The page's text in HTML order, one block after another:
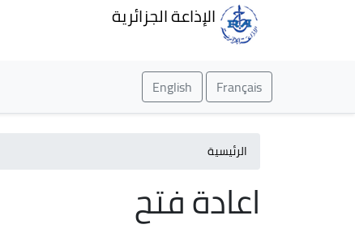
الإذاعة الجزائرية
Français
English
الرئيسية
اعادة فتح